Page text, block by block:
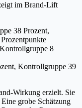
im Brand-Lift
38 Prozent,
8
Kontrollgruppe 39
Wirkung erzielt. Sie
grobe Schätzung